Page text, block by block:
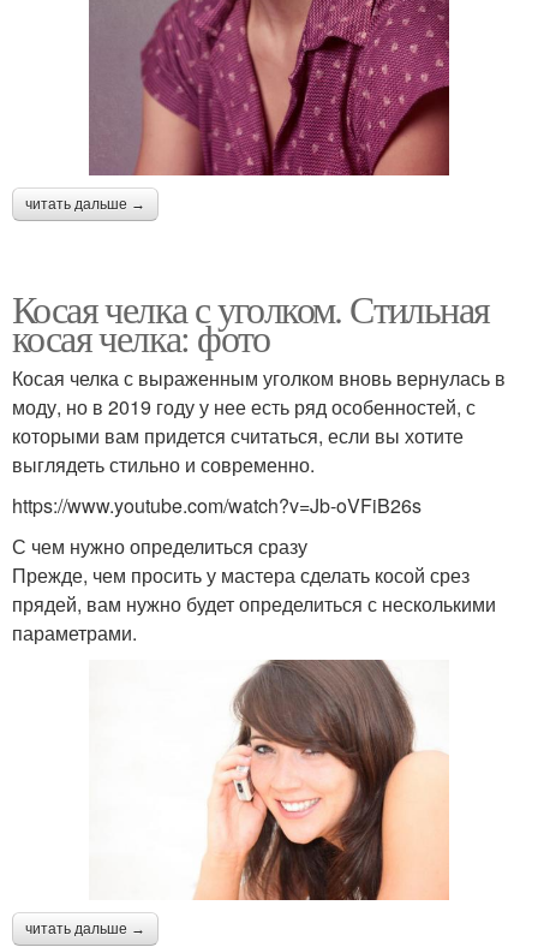
читать дальше →
Косая челка с уголком. Стильная
косая челка: фото
Косая челка с выраженным уголком вновь вернулась в
моду, но в 2019 году у нее есть ряд особенностей, с
которыми вам придется считаться, если вы хотите
выглядеть стильно и современно.
https://www.youtube.com/watch?v=Jb-oVFiB26s
С чем нужно определиться сразу
Прежде, чем просить у мастера сделать косой срез
прядей, вам нужно будет определиться с несколькими
параметрами.
читать дальше →